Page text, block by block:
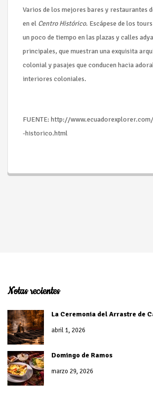
Varios de los mejores bares y restaurantes
en el Centro Histórico. Escápese de los
un poco de tiempo en las plazas y calles
principales, que muestran una exquisita
colonial y pasajes que conducen hacia
interiores coloniales.
FUENTE: http://
-historico.html
Notas recientes
La Ceremonia del Arrastre de
abril 1, 2026
Domingo de Ramos
marzo 29, 2026